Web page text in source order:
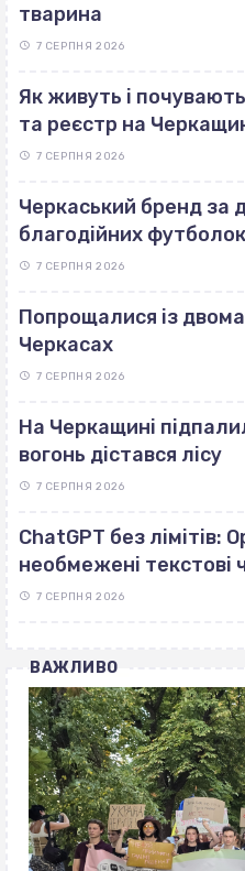
тварина
7 СЕРПНЯ 2026
Як живуть і
та реєстр на
7 СЕРПНЯ 2026
Черкаський бренд за
благодійних футболок
7 СЕРПНЯ 2026
Попрощалися із
Черкасах
7 СЕРПНЯ 2026
На Черкащині
вогонь дістався лісу
7 СЕРПНЯ 2026
ChatGPT без лімітів:
необмежені текстові
7 СЕРПНЯ 2026
ВАЖЛИВО